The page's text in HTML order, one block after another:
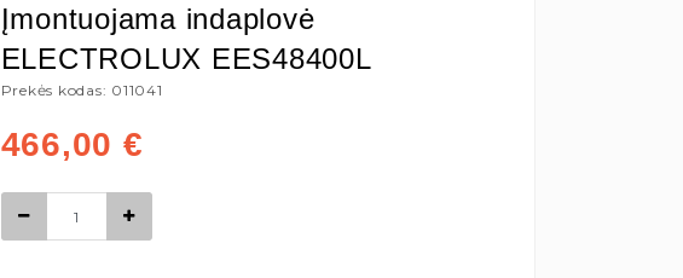
Įmontuojama indaplovė
ELECTROLUX EES48400L
Prekės kodas: 011041
466,00 €